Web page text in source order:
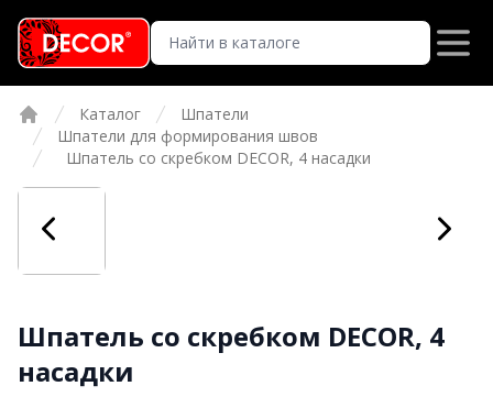
Главная
Каталог
Шпатели
Шпатели для формирования швов
Шпатель со скребком DECOR, 4 насадки
Шпатель со скребком DECOR, 4
насадки